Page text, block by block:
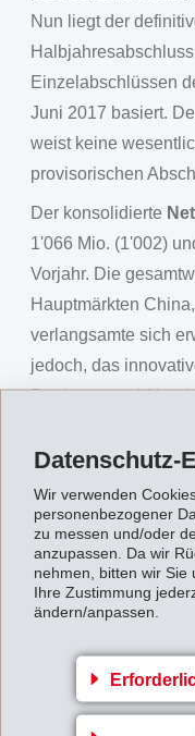
Datenschutz-
Wir verwenden
personenbezogener
zu messen und/oder
anzupassen. Da wir
nehmen, bitten wir Sie
Ihre Zustimmung
ändern/anpassen.
Nun liegt der
Einzelabschlüssen
Juni 2017 basiert.
weist keine
provisorischen
Der konsolidierte
1'066 Mio. (1'002)
Vorjahr. Die
Hauptmärkten
verlangsamte sich
jedoch, das
Regionen und
Absatzmarkt Asien
Das
(265) und wuchs um
betriebliche Cash
um 5.3% auf CHF
bei 26.3% (26.4%),
(29.0%).
positiv auf die